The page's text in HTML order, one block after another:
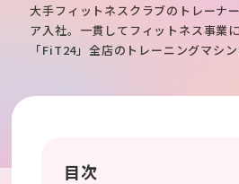
大手フィットネスクラブのトレーナ
ア入社。一貫してフィットネス事業
「FiT24」全店のトレーニングマシン
目次